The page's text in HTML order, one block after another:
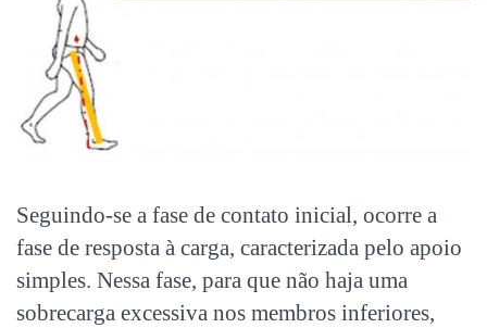
Seguindo-se a fase de contato inicial, ocorre a
fase de resposta à carga, caracterizada pelo apoio
simples. Nessa fase, para que não haja uma
sobrecarga excessiva nos membros inferiores,